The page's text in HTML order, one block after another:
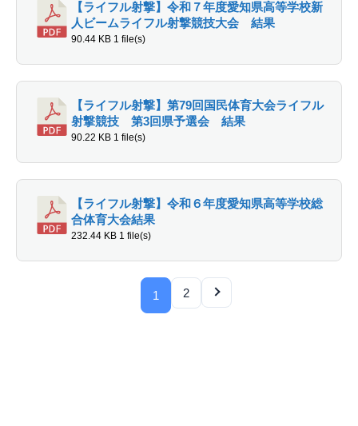
【ライフル射撃】令和７年度愛知県高等学校新
人ビームライフル射撃競技大会 結果
90.44 KB 1 file(s)
【ライフル射撃】第79回国民体育大会ライフル
射撃競技 第3回県予選会 結果
90.22 KB 1 file(s)
【ライフル射撃】令和６年度愛知県高等学校総
合体育大会結果
232.44 KB 1 file(s)
1 2